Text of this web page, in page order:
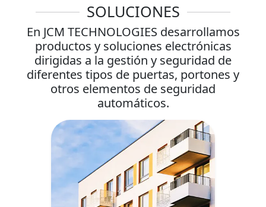
SOLUCIONES
En JCM TECHNOLOGIES desarrollamos
productos y soluciones electrónicas
dirigidas a la gestión y seguridad de
diferentes tipos de puertas, portones y
otros elementos de seguridad
automáticos.